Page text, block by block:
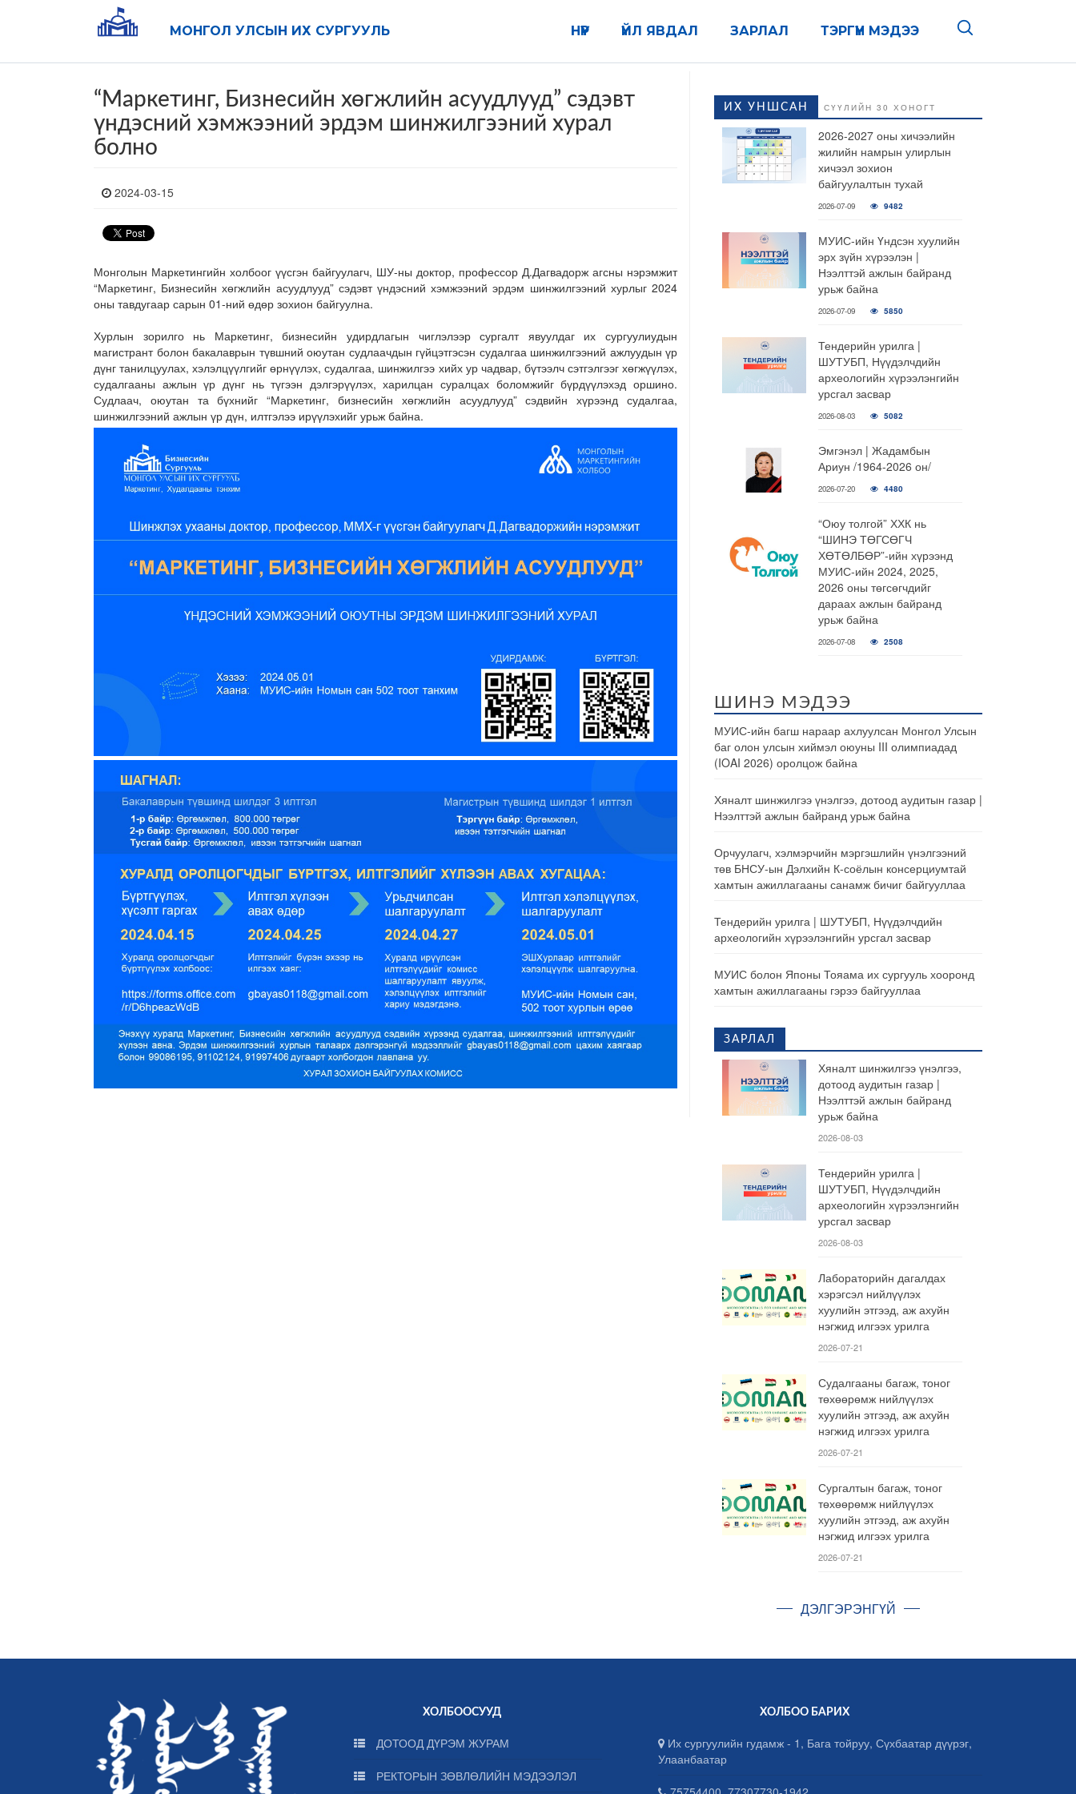
МОНГОЛ УЛСЫН ИХ СУРГУУЛЬ ТЭРГҮҮН МЭДЭЭ
ЗАРЛАЛ
ҮЙЛ ЯВДАЛ
НҮҮР
“Маркетинг, Бизнесийн хөгжлийн асуудлууд” сэдэвт
үндэсний хэмжээний эрдэм шинжилгээний хурал
болно
2024-03-15
Монголын Маркетингийн холбоог үүсгэн байгуулагч, ШУ-ны доктор, профессор Д.Дагвадорж агсны нэрэмжит
“Маркетинг, Бизнесийн хөгжлийн асуудлууд” сэдэвт үндэсний хэмжээний эрдэм шинжилгээний хурлыг 2024
оны тавдугаар сарын 01-ний өдөр зохион байгуулна.
Хурлын зорилго нь Маркетинг, бизнесийн удирдлагын чиглэлээр сургалт явуулдаг их сургуулиудын
магистрант болон бакалаврын түвшний оюутан судлаачдын гүйцэтгэсэн судалгаа шинжилгээний ажлуудын үр
дүнг танилцуулах, хэлэлцүүлгийг өрнүүлэх, судалгаа, шинжилгээ хийх ур чадвар, бүтээлч сэтгэлгээг хөгжүүлэх,
судалгааны ажлын үр дүнг нь түгээн дэлгэрүүлэх, харилцан суралцах боломжийг бүрдүүлэхэд оршино.
Судлаач, оюутан та бүхнийг “Маркетинг, бизнесийн хөгжлийн асуудлууд” сэдвийн хүрээнд судалгаа,
шинжилгээний ажлын үр дүн, илтгэлээ ирүүлэхийг урьж байна.
ИХ УНШСАН СҮҮЛИЙН 30 ХОНОГТ
2026-2027 оны хичээлийн
жилийн намрын улирлын
хичээл зохион
байгуулалтын тухай
2026-07-09 9482
МУИС-ийн Үндсэн хуулийн
эрх зүйн хүрээлэн |
Нээлттэй ажлын байранд
урьж байна
2026-07-09 5850
Тендерийн урилга |
ШУТУБП, Нүүдэлчдийн
археологийн хүрээлэнгийн
урсгал засвар
2026-08-03 5082
Эмгэнэл | Жадамбын
Ариун /1964-2026 он/
2026-07-20 4480
“Оюу толгой” ХХК нь
“ШИНЭ ТӨГСӨГЧ
ХӨТӨЛБӨР”-ийн хүрээнд
МУИС-ийн 2024, 2025,
2026 оны төгсөгчдийг
дараах ажлын байранд
урьж байна
2026-07-08 2508
ШИНЭ МЭДЭЭ
МУИС-ийн багш нараар ахлуулсан Монгол Улсын
баг олон улсын хиймэл оюуны III олимпиадад
(IOAI 2026) оролцож байна
Хяналт шинжилгээ үнэлгээ, дотоод аудитын газар |
Нээлттэй ажлын байранд урьж байна
Орчуулагч, хэлмэрчийн мэргэшлийн үнэлгээний
төв БНСУ-ын Дэлхийн К-соёлын консерциумтай
хамтын ажиллагааны санамж бичиг байгууллаа
Тендерийн урилга | ШУТУБП, Нүүдэлчдийн
археологийн хүрээлэнгийн урсгал засвар
МУИС болон Японы Тояама их сургууль хооронд
хамтын ажиллагааны гэрээ байгууллаа
ЗАРЛАЛ
Хяналт шинжилгээ үнэлгээ,
дотоод аудитын газар |
Нээлттэй ажлын байранд
урьж байна
2026-08-03
Тендерийн урилга |
ШУТУБП, Нүүдэлчдийн
археологийн хүрээлэнгийн
урсгал засвар
2026-08-03
Лабораторийн дагалдах
хэрэгсэл нийлүүлэх
хуулийн этгээд, аж ахуйн
нэгжид илгээх урилга
2026-07-21
Судалгааны багаж, тоног
төхөөрөмж нийлүүлэх
хуулийн этгээд, аж ахуйн
нэгжид илгээх урилга
2026-07-21
Сургалтын багаж, тоног
төхөөрөмж нийлүүлэх
хуулийн этгээд, аж ахуйн
нэгжид илгээх урилга
2026-07-21
ДЭЛГЭРЭНГҮЙ
ХОЛБООСУУД
ДОТООД ДҮРЭМ ЖУРАМ
РЕКТОРЫН ЗӨВЛӨЛИЙН МЭДЭЭЛЭЛ
ХОЛБОО БАРИХ
Их сургуулийн гудамж - 1, Бага тойруу, Сүхбаатар дүүрэг,
Улаанбаатар